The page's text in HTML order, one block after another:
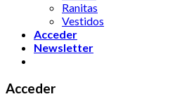
Ranitas
Vestidos
Acceder
Newsletter
Acceder